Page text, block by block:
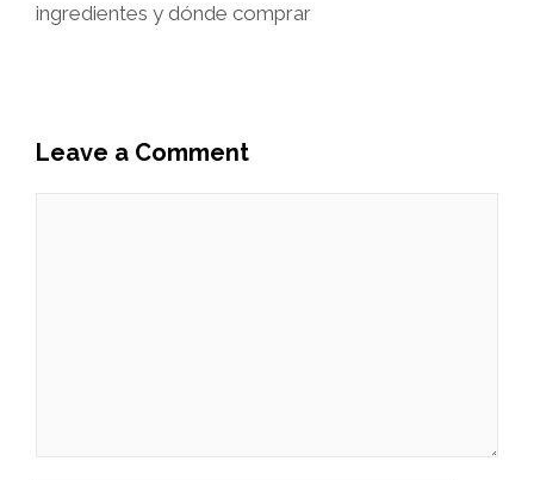
ingredientes y dónde comprar
Leave a Comment